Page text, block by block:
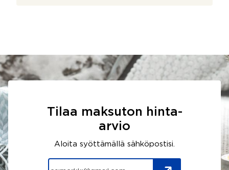
Tilaa maksuton hinta-
arvio
Aloita syöttämällä sähköpostisi.